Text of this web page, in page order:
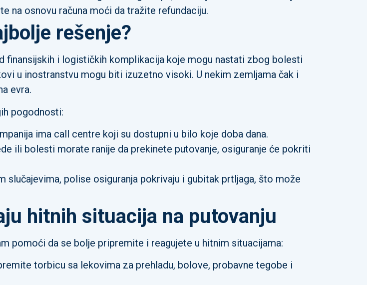
na osnovu računa moći da tražite refundaciju.
rešenje?
finansijskih i logističkih komplikacija koje mogu nastati zbog bolesti
u inostranstvu mogu biti izuzetno visoki. U nekim zemljama čak i
evra.
pogodnosti:
ima call centre koji su dostupni u bilo koje doba dana.
ili bolesti morate ranije da prekinete putovanje, osiguranje će pokriti
slučajevima, polise osiguranja pokrivaju i gubitak prtljaga, što može
hitnih situacija na putovanju
pomoći da se bolje pripremite i reagujete u hitnim situacijama:
torbicu sa lekovima za prehladu, bolove, probavne tegobe i